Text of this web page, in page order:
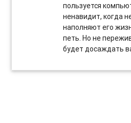
пользуется
ненавидит, когда
наполняют его
петь. Но не
будет досаждать